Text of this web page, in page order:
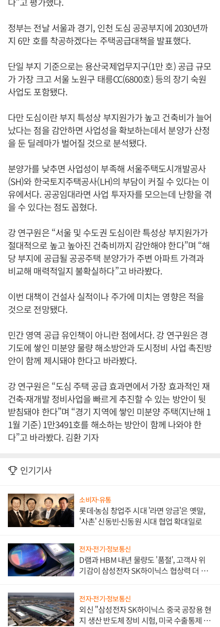
정부는 전날 서울과 경기, 인천 도심 공공부지에 2030년까
지 6만 호를 착공하겠다는 주택공급대책을 발표했다.
단일 부지 기준으로는 용산국제업무지구(1만 호) 공급 규모
가 가장 크고 서울 노원구 태릉CC(6800호) 등의 장기 숙원
사업도 포함됐다.
다만 도심이란 부지 특성상 부지원가가 높고 건축비가 늘어
났다는 점을 감안하면 사업성을 확보하는데서 분양가 산정
을 둔 딜레마가 벌어질 것으로 분석됐다.
분양가를 낮추면 사업성이 부족해 서울주택도시개발공사
(SH)와 한국토지주택공사(LH)의 부담이 커질 수 있다는 이
유에서다. 공공임대라면 사업 투자자를 모으는데 난항을 겪
을 수 있다는 점도 꼽혔다.
강 연구원은 “서울 및 수도권 도심이란 특성상 부지원가가
절대적으로 높고 높아진 건축비까지 감안해야 한다”며 “해
당 부지에 공급될 공공주택 분양가가 주변 아파트 가격과
비교해 매력적일지 불확실하다”고 바라봤다.
이번 대책이 건설사 실적이나 주가에 미치는 영향은 적을
것으로 전망됐다.
민간 영역 공급 유인책이 아니란 점에서다. 강 연구원은 경
기도에 쌓인 미분양 물량 해소방안과 도시정비 사업 촉진방
안이 함께 제시돼야 한다고 바라봤다.
강 연구원은 “도심 주택 공급 효과면에서 가장 효과적인 재
건축·재개발 정비사업을 빠르게 추진할 수 있는 방안이 뒷
받침돼야 한다”며 “경기 지역에 쌓인 미분양 주택(지난해 1
1월 기준) 1만3491호를 해소하는 방안이 함께 나와야 한
다”고 바라봤다. 김환 기자
인기기사
소비자·유통
롯데·농심 창업주 시대 '라면 앙금'은 옛말,
'사촌' 신동빈·신동원 시대 협업 확대일로
전자·전기·정보통신
D램과 HBM 내년 물량도 '품절', 고객사 위
기감이 삼성전자 SK하이닉스 협상력 더 키
전자·전기·정보통신
외신 "삼성전자 SK하이닉스 중국 공장용 현
지 생산 반도체 장비 시험, 미국 수출통제 대